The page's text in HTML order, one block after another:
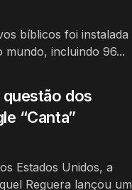
bíblicos foi instalada
mundo, incluindo 96...
questão dos
“Canta”
Estados Unidos, a
Reguera lançou um